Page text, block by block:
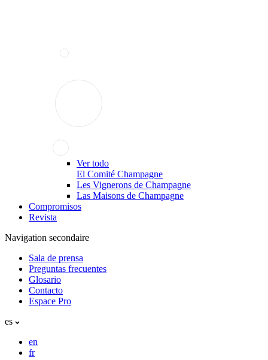
Ver todo
El Comité Champagne
Les Vignerons de Champagne
Las Maisons de Champagne
Compromisos
Revista
Navigation secondaire
Sala de prensa
Preguntas frecuentes
Glosario
Contacto
Espace Pro
es
en
fr